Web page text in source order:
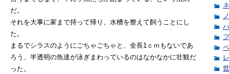
だ。
それを大事に家まで持って帰り、水槽を整えて飼うことにし
た。
まるでシラスのようにごちゃごちゃと、全長1ｃｍもないであ
ろう、半透明の魚達が泳ぎまわっているのはなかなかに壮観だ
った。